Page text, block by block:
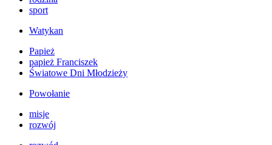
sport
Watykan
Papież
papież Franciszek
Światowe Dni Młodzieży
Powołanie
misje
rozwój